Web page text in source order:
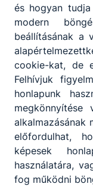
és hogyan
modern
beállításának a
cookie-kat, de
Felhívjuk
honlapunk
alkalmazásának
előfordulhat,
képesek
használatára,
fog működni